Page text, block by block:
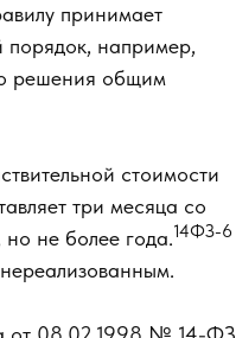
принимает
порядок, например,
решения общим
стоимости
три месяца со
не более года.14ФЗ-6